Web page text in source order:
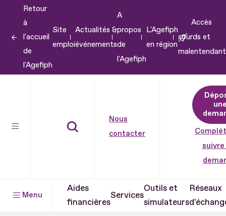
contenu
Retour
à
l'accueil
de
l'Agefiph
Site
emploi
Actualités &
événements
A
propos
de
l'Agefiph
L'Agefiph
en région
Accès
sourds et
Nous
contacter
suivre
Menu
Aides
financières
Services
Outils et
simulateurs
Réseaux